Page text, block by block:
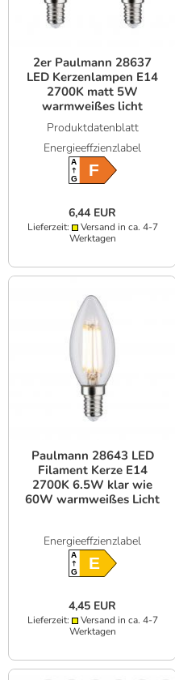
2er Paulmann 28637
LED Kerzenlampen E14
2700K matt 5W
warmweißes licht
Produktdatenblatt
Energieeffzienzlabel
A
GF
6,44 EUR
Lieferzeit:
Versand in ca. 4-7
Werktagen
Paulmann 28643 LED
Filament Kerze E14
2700K 6.5W klar wie
60W warmweißes Licht
Energieeffzienzlabel
A
GE
4,45 EUR
Lieferzeit:
Versand in ca. 4-7
Werktagen